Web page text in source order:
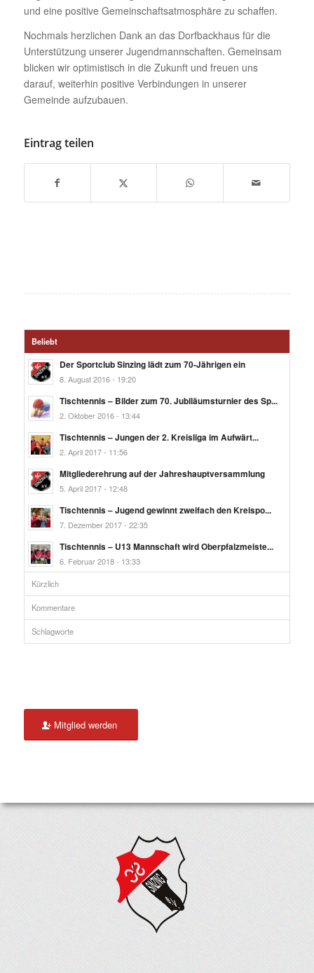
und eine positive Gemeinschaftsatmosphäre zu schaffen.
Nochmals herzlichen Dank an das Dorfbackhaus für die
Unterstützung unserer Jugendmannschaften. Gemeinsam
blicken wir optimistisch in die Zukunft und freuen uns
darauf, weiterhin positive Verbindungen in unserer
Gemeinde aufzubauen.
Eintrag teilen
Beliebt
Der Sportclub Sinzing lädt zum 70-Jährigen ein
8. August 2016 - 19:20
Tischtennis – Bilder zum 70. Jubiläumsturnier des Sp...
2. Oktober 2016 - 13:44
Tischtennis – Jungen der 2. Kreisliga im Aufwärt...
2. April 2017 - 11:56
Mitgliederehrung auf der Jahreshauptversammlung
5. April 2017 - 12:48
Tischtennis – Jugend gewinnt zweifach den Kreispo...
7. Dezember 2017 - 22:35
Tischtennis – U13 Mannschaft wird Oberpfalzmeiste...
6. Februar 2018 - 13:33
Kürzlich
Kommentare
Schlagworte
Mitglied werden